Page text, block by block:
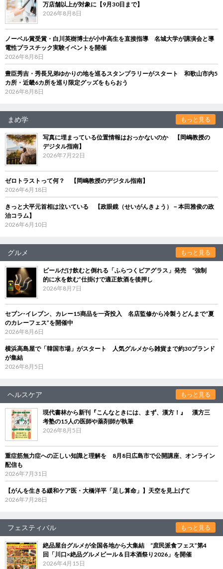
万店舗以上が対象に【9月30日まで】
2026年8月8日
ノーベル賞受賞・白川英樹博士が小中高生を直接指導 名城大学が講演会と導
電性プラスチック実験イベントを開催
2026年8月8日
豊臣秀吉・秀長兄弟ゆかりの地を巡るスタンプラリーがスタート 和歌山市内5
カ所・近畿6カ所を巡り限定グッズをもらおう
2026年8月8日
まめ学 もっと見る
写真に埋まっている位置情報はおっかないのか 【岡嶋教授の
デジタル指南】
2026年7月22日
ゼロトラストって何？ 【岡嶋教授のデジタル指南】
2026年6月18日
きっと大平元首相は泣いている 【政眼鏡（せいがんきょう）－本田雅俊の政
治コラム】
2026年6月10日
グルメ もっと見る
ビールだけ飲むと倒れる「ふらつくビアグラス」発売 “強制
的に水を飲む”仕掛けで適正飲酒を後押し
2026年8月7日
セブン‐イレブン、カレー15商品を一斉投入 名店監修から冷製うどんまで“夏
のカレーフェス”を開催中
2026年8月6日
横浜高島屋で「韓国市場」がスタート 人気グルメから雑貨まで約30ブランド
が集結
2026年8月5日
ヘルスケア もっと見る
現代書林から新刊『こんなときには、まず、漢方！』 漢方三
考塾の15人の医師や薬剤師が執筆
2026年8月5日
重症筋無力症への正しい知識と理解を 8月8日広島市で公開講座、オンライン
配信も
2026年7月31日
【がんを生きる緩和ケア医・大橋洋平「足し算命」】天空を見上げて
2026年7月28日
フェスティバル もっと見る
絶品屋台グルメが全国各地から大集結 “庶民派食フェス”第4
回「川口×絶品グルメビール＆日本酒祭り2026」を開催
2026年4月15日